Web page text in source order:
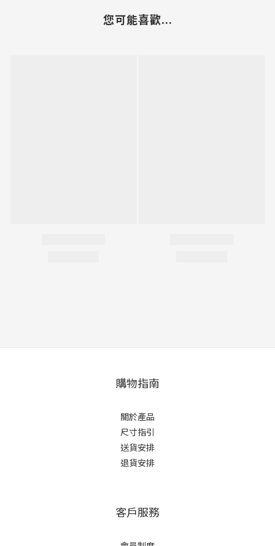
您可能喜歡...
購物指南
關於產品
尺寸指引
送貨安排
退貨安排
客戶服務